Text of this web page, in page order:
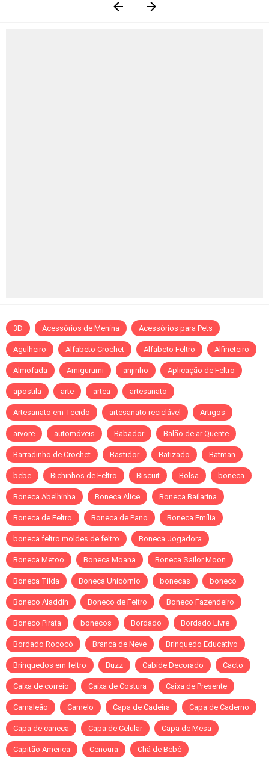
3D Acessórios de Menina Acessórios para Pets
Agulheiro Alfabeto Crochet Alfabeto Feltro Alfineteiro
Almofada Amigurumi anjinho Aplicação de Feltro
apostila arte artea artesanato
Artesanato em Tecido artesanato reciclável Artigos
arvore automóveis Babador Balão de ar Quente
Barradinho de Crochet Bastidor Batizado Batman
bebe Bichinhos de Feltro Biscuit Bolsa boneca
Boneca Abelhinha Boneca Alice Boneca Bailarina
Boneca de Feltro Boneca de Pano Boneca Emília
boneca feltro moldes de feltro Boneca Jogadora
Boneca Metoo Boneca Moana Boneca Sailor Moon
Boneca Tilda Boneca Unicórnio bonecas boneco
Boneco Aladdin Boneco de Feltro Boneco Fazendeiro
Boneco Pirata bonecos Bordado Bordado Livre
Bordado Rococó Branca de Neve Brinquedo Educativo
Brinquedos em feltro Buzz Cabide Decorado Cacto
Caixa de correio Caixa de Costura Caixa de Presente
Camaleão Camelo Capa de Cadeira Capa de Caderno
Capa de caneca Capa de Celular Capa de Mesa
Capitão America Cenoura Chá de Bebê